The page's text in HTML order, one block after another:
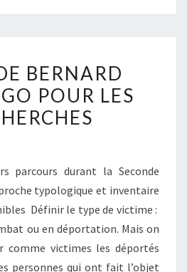
BERNARD
POUR LES
parcours durant la Seconde
typologique et inventaire
Définir le type de victime :
ou en déportation. Mais on
comme victimes les déportés
personnes qui ont fait l’objet